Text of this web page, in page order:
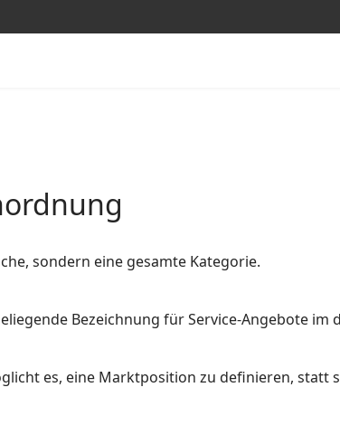
sondern eine gesamte Kategorie.
Bezeichnung für Service-Angebote im
es, eine Marktposition zu definieren, statt